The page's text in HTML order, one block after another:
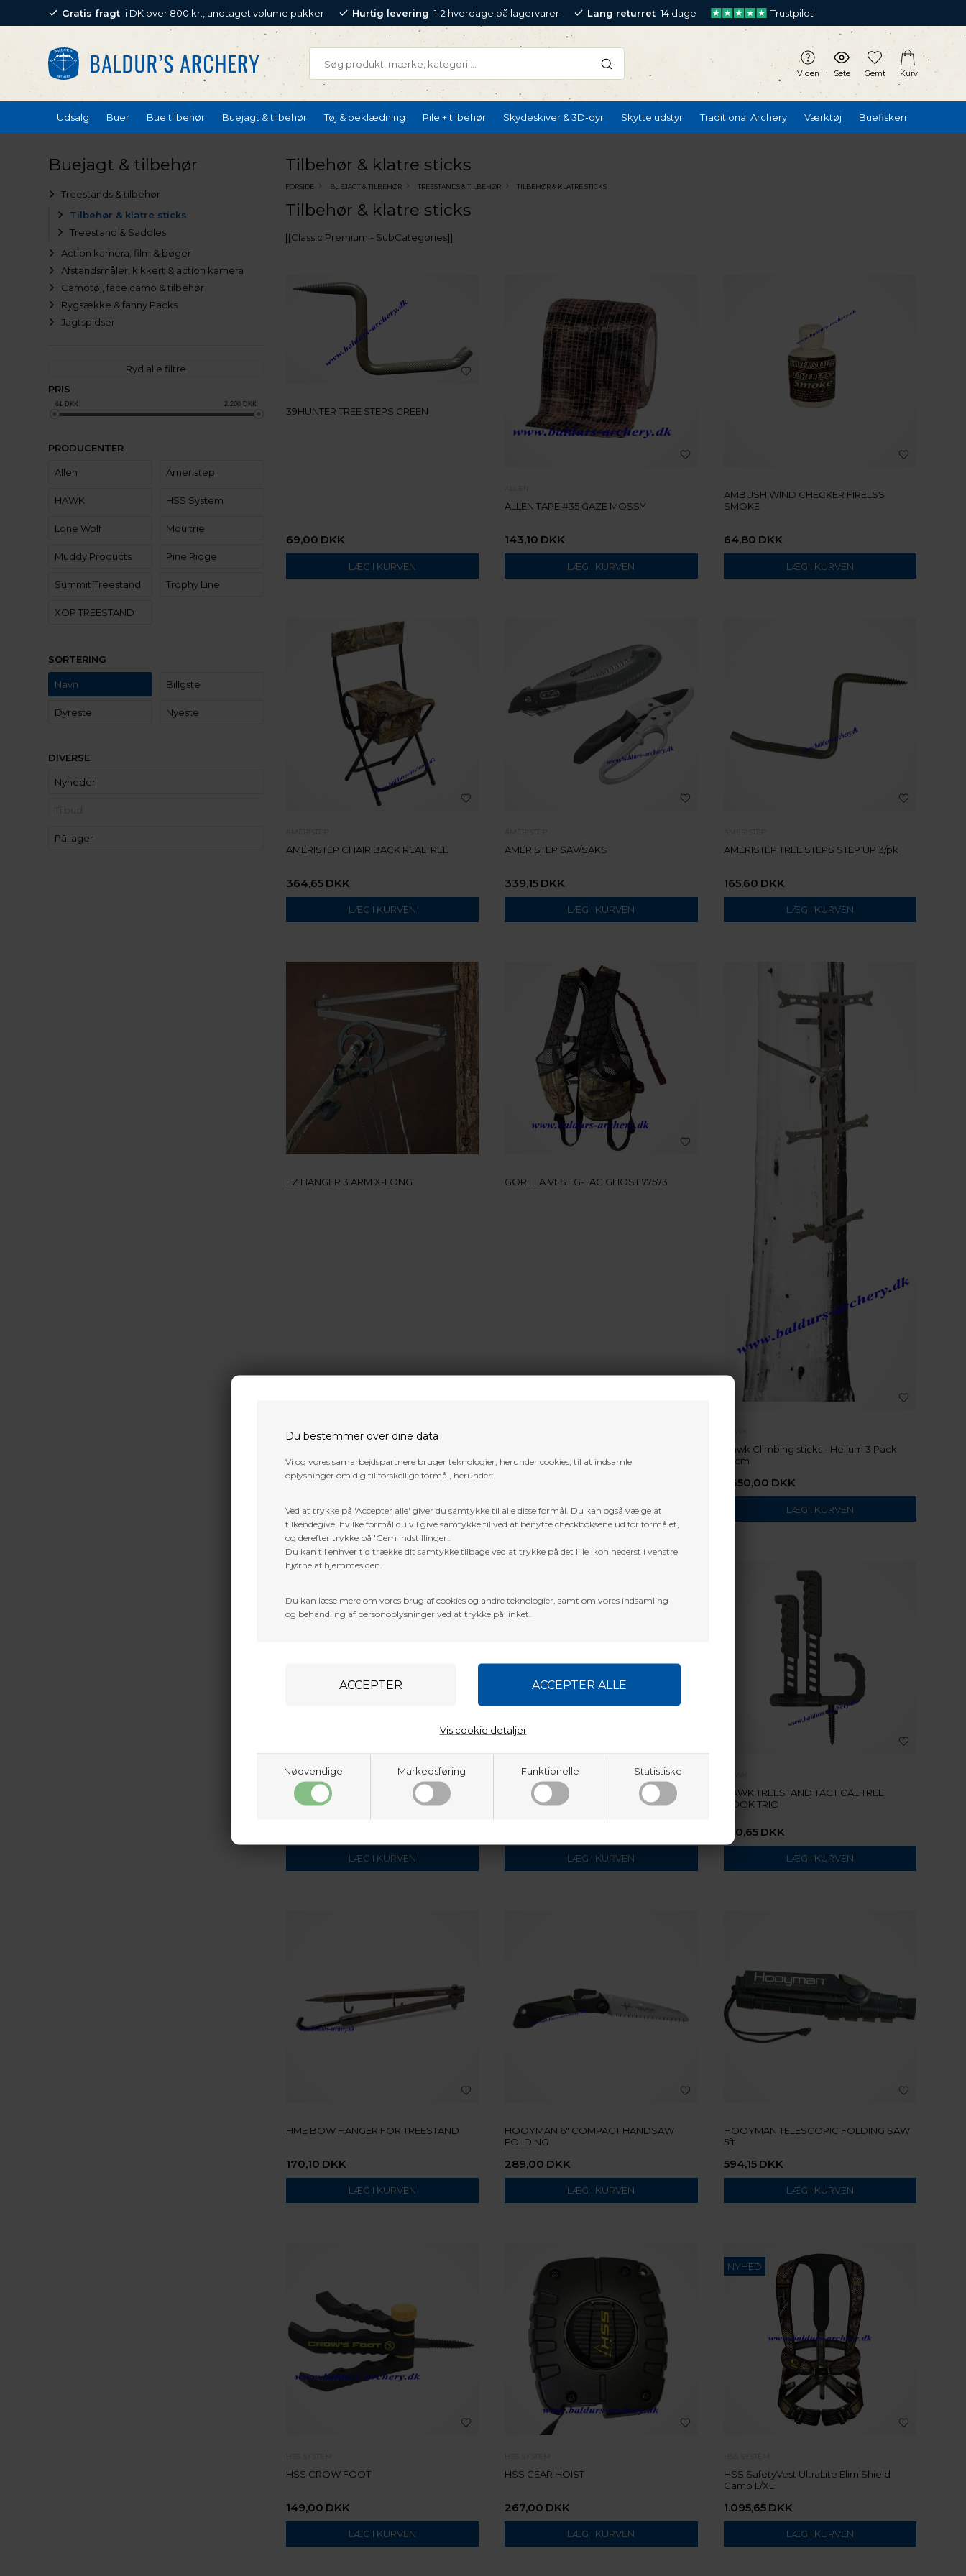
Du bestemmer over dine data
Vi og vores samarbejdspartnere bruger teknologier, herunder cookies, til at indsamle
oplysninger om dig til forskellige formål, herunder:
Ved at trykke på 'Accepter alle' giver du samtykke til alle disse formål. Du kan også vælge at
tilkendegive, hvilke formål du vil give samtykke til ved at benytte checkboksene ud for formålet,
og derefter trykke på 'Gem indstillinger'.
Du kan til enhver tid trække dit samtykke tilbage ved at trykke på det lille ikon nederst i venstre
hjørne af hjemmesiden.
Du kan læse mere om vores brug af cookies og andre teknologier, samt om vores indsamling
og behandling af personoplysninger ved at trykke på linket.
Nødvendige Markedsføring Funktionelle Statistiske
Vis cookie detaljer
Gratis fragt i DK over 800 kr., undtaget volume pakker Hurtig levering 1-2 hverdage på lagervarer Lang returret 14 dage Trustpilot
Viden Sete Gemt Kurv
Udsalg Buer Bue tilbehør Buejagt & tilbehør Tøj & beklædning Pile + tilbehør Skydeskiver & 3D-dyr Skytte udstyr Traditional Archery Værktøj Buefiskeri
Buejagt & tilbehør
Treestands & tilbehør
Tilbehør & klatre sticks
Treestand & Saddles
Action kamera, film & bøger
Afstandsmåler, kikkert & action kamera
Camotøj, face camo & tilbehør
Rygsække & fanny Packs
Jagtspidser
Ryd alle filtre
PRIS
61 DKK 2,200 DKK
PRODUCENTER
Allen Ameristep
HAWK HSS System
Lone Wolf Moultrie
Muddy Products Pine Ridge
Summit Treestand Trophy Line
XOP TREESTAND
SORTERING
Navn Billgste
Dyreste Nyeste
DIVERSE
Nyheder
På lager
Tilbehør & klatre sticks
FORSIDE BUEJAGT & TILBEHØR TREESTANDS & TILBEHØR TILBEHØR & KLATRE STICKS
Tilbehør & klatre sticks
[[Classic Premium - SubCategories]]
39HUNTER TREE STEPS GREEN
69,00 DKK
ALLEN TAPE #35 GAZE MOSSY
143,10 DKK
AMBUSH WIND CHECKER FIRELSS
SMOKE
64,80 DKK
AMERISTEP CHAIR BACK REALTREE
364,65 DKK
AMERISTEP SAV/SAKS
339,15 DKK
AMERISTEP TREE STEPS STEP UP 3/pk
165,60 DKK
EZ HANGER 3 ARM X-LONG
179,10 DKK
GORILLA VEST G-TAC GHOST 77573
Hawk Climbing sticks - Helium 3 Pack
73cm
1.650,00 DKK
HAWK
HAWK SAFETY LINE KIT 30ft (10m)
HAWK
HAWK TREESTAND BOW ARM
GOGADGET
HAWK TREESTAND TACTICAL TREE
HOOK TRIO
160,65 DKK
HME BOW HANGER FOR TREESTAND
170,10 DKK
HOOYMAN 6" COMPACT HANDSAW
FOLDING
289,00 DKK
HOOYMAN TELESCOPIC FOLDING SAW
5ft
594,15 DKK
HSS CROW FOOT
149,00 DKK
HSS GEAR HOIST
267,00 DKK
NYHED
HSS SafetyVest UltraLite ElimiShield
Camo L/XL
1.095,65 DKK